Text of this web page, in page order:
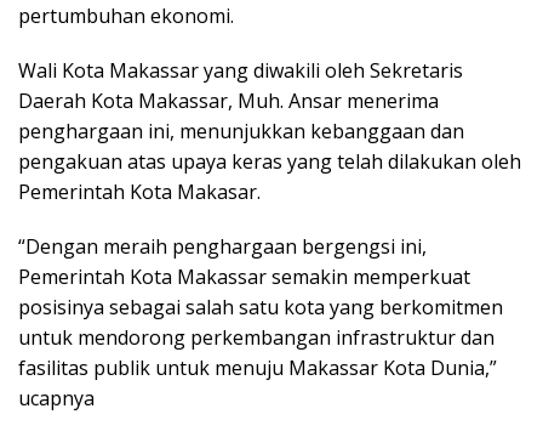
pertumbuhan ekonomi.
Wali Kota Makassar yang diwakili oleh Sekretaris
Daerah Kota Makassar, Muh. Ansar menerima
penghargaan ini, menunjukkan kebanggaan dan
pengakuan atas upaya keras yang telah dilakukan oleh
Pemerintah Kota Makasar.
“Dengan meraih penghargaan bergengsi ini,
Pemerintah Kota Makassar semakin memperkuat
posisinya sebagai salah satu kota yang berkomitmen
untuk mendorong perkembangan infrastruktur dan
fasilitas publik untuk menuju Makassar Kota Dunia,”
ucapnya